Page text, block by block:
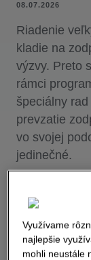
08.07.2026
Riadenie
kladie na
výzvy. Preto
rámci
špeciálny
prevzatie
vo svojej
jedinečné.
Využívame
najlepšie
mohli neustále